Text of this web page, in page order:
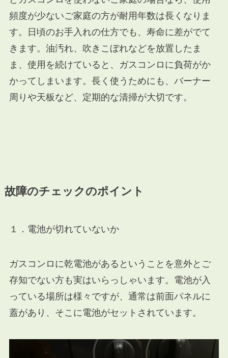
頻度が少ないご家庭の方が耐用年数は長くなりま
す。日頃のお手入れの仕方でも、寿命に差がでて
きます。油汚れ、吹きこぼれなどを放置したま
ま、使用を続けていると、ガスコンロに負荷がか
かってしまいます。長く使うためにも、バーナー
周りや天板など、定期的な清掃が大切です。
故障のチェックのポイント
１．電池が切れていないか
ガスコンロに乾電池があるということを意外とご
存知でない方も実はいらっしゃいます。電池が入
っている場所は様々ですが、通常は前面パネルに
蓋があり、そこに電池がセットされています。